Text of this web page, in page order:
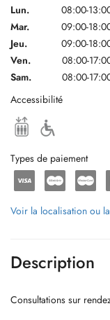
Lun.
08:00-
Mar.
09:00-
Jeu.
09:00-
Ven.
08:00-
Sam.
08:00-
Accessibilité
Types de paiement
Voir la localisation ou
Description
Consultations sur